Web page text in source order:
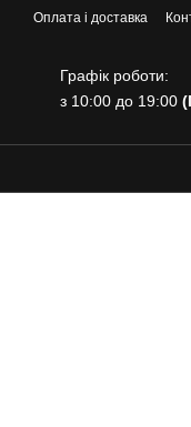
Перейти до основного
Оплата і доставка
Графік роботи:
з 10:00 до 19:00